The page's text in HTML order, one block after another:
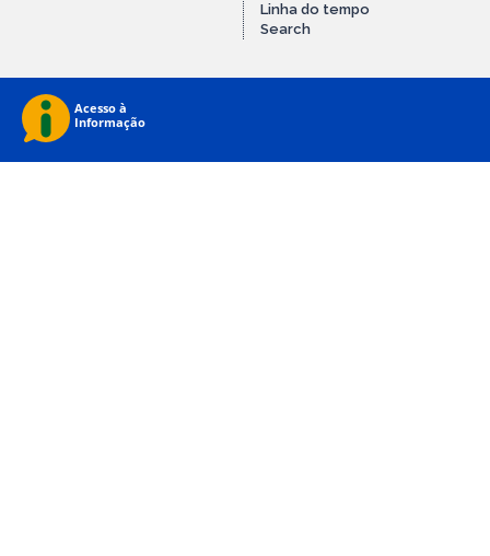
Linha do tempo
Search